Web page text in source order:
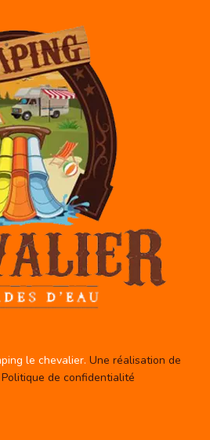
le chevalier. Une réalisation de
Politique de confidentialité